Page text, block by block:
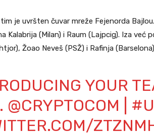
je uvršten čuvar mreže Fejenorda
Kalabrija (Milan) i Raum (Lajpcig). Iza već
Žoao Neveš (PSŽ) i Rafinja
YOUR
@CRYPTOCOM